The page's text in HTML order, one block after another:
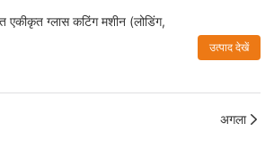
एकीकृत ग्लास कटिंग मशीन (लोडिंग,
उत्पाद देखें
अगला